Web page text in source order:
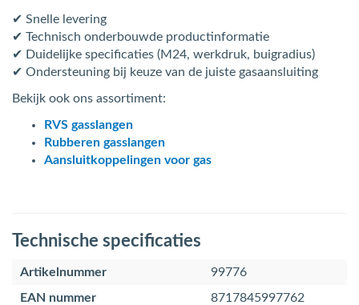
✔ Snelle levering
✔ Technisch onderbouwde productinformatie
✔ Duidelijke specificaties (M24, werkdruk, buigradius)
✔ Ondersteuning bij keuze van de juiste gasaansluiting
Bekijk ook ons assortiment:
RVS gasslangen
Rubberen gasslangen
Aansluitkoppelingen voor gas
Technische specificaties
Artikelnummer
99776
EAN nummer
8717845997762